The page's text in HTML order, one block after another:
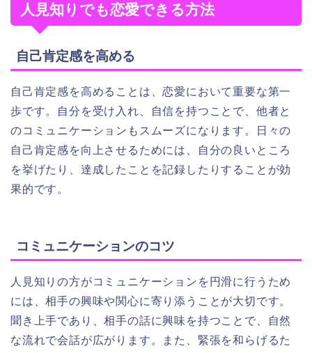
人見知りでも恋愛できる方法
自己肯定感を高める
自己肯定感を高めることは、恋愛において重要な第一
歩です。自分を受け入れ、自信を持つことで、他者と
のコミュニケーションもスムーズになります。日々の
自己肯定感を向上させるためには、自分の良いところ
を挙げたり、達成したことを記録したりすることが効
果的です。
コミュニケーションのコツ
人見知りの方がコミュニケーションを円滑に行うため
には、相手の興味や関心に寄り添うことが大切です。
聞き上手であり、相手の話に興味を持つことで、自然
な流れで会話が広がります。また、緊張を和らげるた